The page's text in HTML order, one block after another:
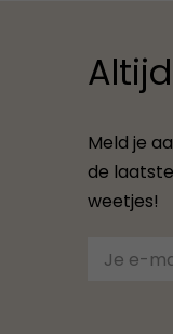
Meld je
de
weetjes!